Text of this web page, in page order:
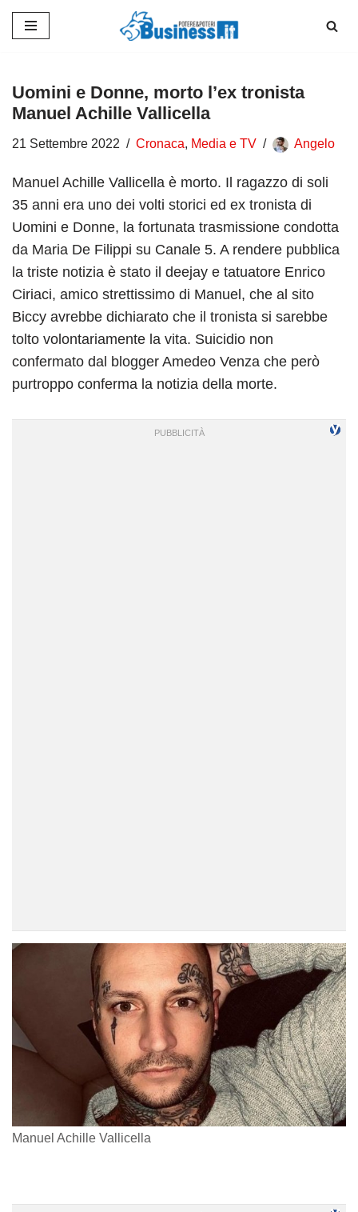
contenuto
Uomini e Donne, morto l’ex tronista
Manuel Achille Vallicella
21 Settembre 2022 Cronaca, Media e TV Angelo
Manuel Achille Vallicella è morto. Il ragazzo di soli
35 anni era uno dei volti storici ed ex tronista di
Uomini e Donne, la fortunata trasmissione condotta
da Maria De Filippi su Canale 5. A rendere pubblica
la triste notizia è stato il deejay e tatuatore Enrico
Ciriaci, amico strettissimo di Manuel, che al sito
Biccy avrebbe dichiarato che il tronista si sarebbe
tolto volontariamente la vita. Suicidio non
confermato dal blogger Amedeo Venza che però
purtroppo conferma la notizia della morte.
Manuel Achille Vallicella